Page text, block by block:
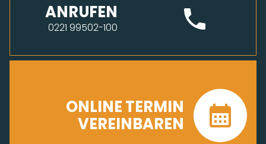
ANRUFEN
0221 99502-100
ONLINE TERMIN
VEREINBAREN